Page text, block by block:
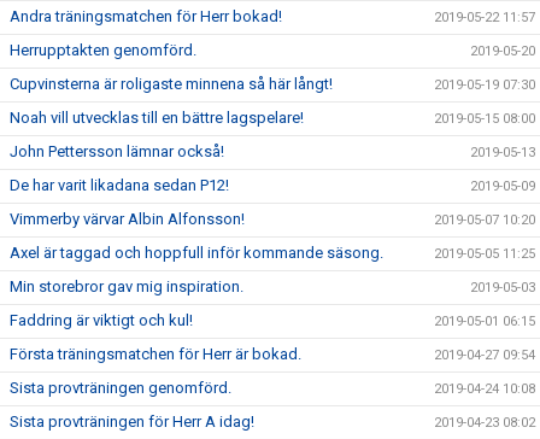
Andra träningsmatchen för Herr bokad! 2019-05-22 11:57
Herrupptakten genomförd. 2019-05-20
Cupvinsterna är roligaste minnena så här långt! 2019-05-19 07:30
Noah vill utvecklas till en bättre lagspelare! 2019-05-15 08:00
John Pettersson lämnar också! 2019-05-13
De har varit likadana sedan P12! 2019-05-09
Vimmerby värvar Albin Alfonsson! 2019-05-07 10:20
Axel är taggad och hoppfull inför kommande säsong. 2019-05-05 11:25
Min storebror gav mig inspiration. 2019-05-03
Faddring är viktigt och kul! 2019-05-01 06:15
Första träningsmatchen för Herr är bokad. 2019-04-27 09:54
Sista provträningen genomförd. 2019-04-24 10:08
Sista provträningen för Herr A idag! 2019-04-23 08:02